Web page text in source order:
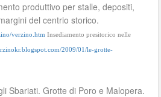
produttivo per stalle, depositi,
del centrio storico.
verzino.htm Insediamento presitorico nelle
2009/01/le-grotte-
Sbariati. Grotte di Poro e Malopera.